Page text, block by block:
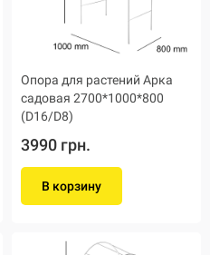
Опора для растений Арка
садовая 2700*1000*800
(D16/D8)
3990 грн.
В корзину